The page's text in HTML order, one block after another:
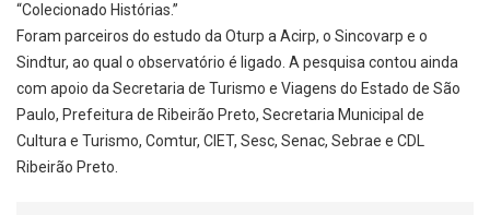
“Colecionado Histórias.”
Foram parceiros do estudo da Oturp a Acirp, o Sincovarp e o
Sindtur, ao qual o observatório é ligado. A pesquisa contou ainda
com apoio da Secretaria de Turismo e Viagens do Estado de São
Paulo, Prefeitura de Ribeirão Preto, Secretaria Municipal de
Cultura e Turismo, Comtur, CIET, Sesc, Senac, Sebrae e CDL
Ribeirão Preto.